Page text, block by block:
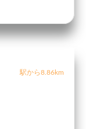
駅から8.86km